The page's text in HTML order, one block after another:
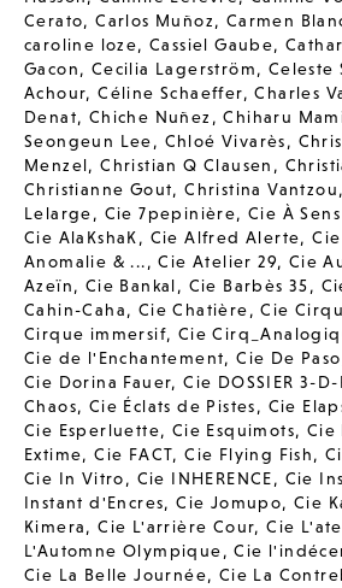
Cerato,Carlos Muñoz, Carmen
caroline loze,Cassiel Gaube,
Gacon, Cecilia Lagerström, Celeste
Achour,Céline Schaeffer,Charles
Denat, Chiche Nuñez ,Chiharu
Seongeun Lee, Chloé Vivarès,
Menzel,Christian Q Clausen ,
Christianne Gout,Christina Vantzou,
Lelarge, Cie 7pepinière,Cie À
Cie AlaKshaK, Cie Alfred Alerte,
Anomalie & ...,Cie Atelier 29, Cie
Azeïn, Cie Bankal, Cie Barbès 35,
Cahin-Caha, Cie Chatière,Cie
Cirque immersif, Cie
Cie de l'Enchantement,Cie De Paso
Cie Dorina Fauer,Cie DOSSIER 3-
Chaos, Cie Éclats de Pistes, Cie
Cie Esperluette, Cie Esquimots, Cie
Extime,Cie FACT,Cie Flying Fish,
Cie In Vitro, Cie INHERENCE, Cie
Instant d'Encres,Cie Jomupo,Cie
Kimera,Cie L'arrière Cour,Cie
L'Automne Olympique,Cie
Cie La Belle Journée, Cie La